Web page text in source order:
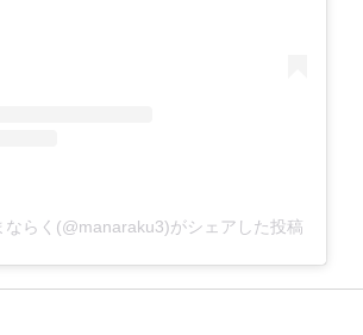
ならく(@manaraku3)がシェアした投稿